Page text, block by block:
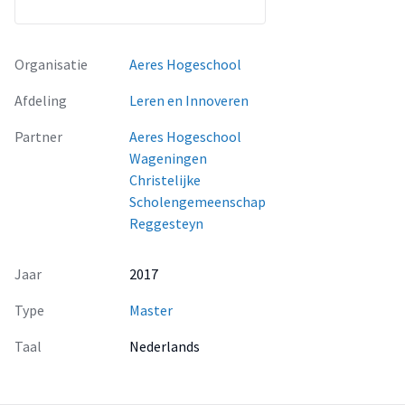
Organisatie
Aeres Hogeschool
Afdeling
Leren en Innoveren
Partner
Aeres Hogeschool
Wageningen
Christelijke
Scholengemeenschap
Reggesteyn
Jaar
2017
Type
Master
Taal
Nederlands